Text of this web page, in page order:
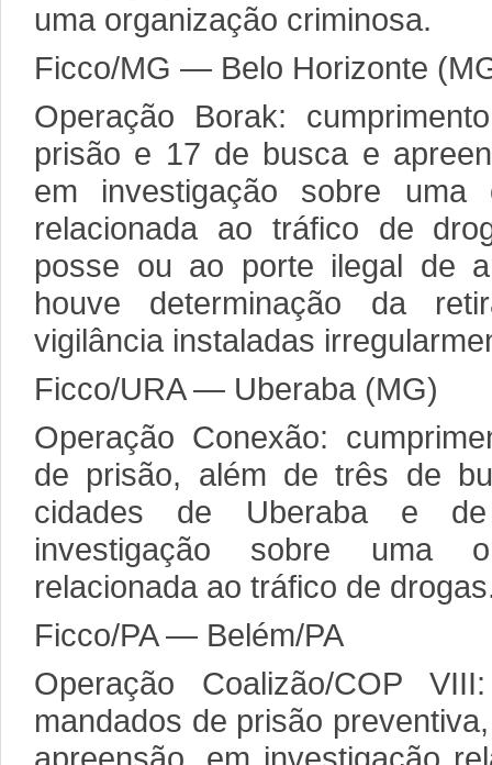
uma organização criminosa.
Ficco/MG — Belo Horizonte
Operação Borak:
prisão e 17 de busca e
em investigação sobre uma
relacionada ao tráfico de
posse ou ao porte ilegal de
houve determinação da
vigilância instaladas
Ficco/URA — Uberaba (MG)
Operação Conexão:
de prisão, além de três de
cidades de Uberaba e de
investigação sobre uma
relacionada ao tráfico de
Ficco/PA — Belém/PA
Operação Coalizão/COP
mandados de prisão